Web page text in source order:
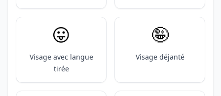
😛
Visage avec langue
tirée
🤪
Visage déjanté